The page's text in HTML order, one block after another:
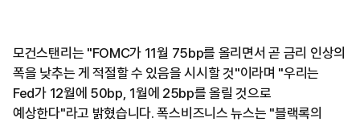
모건스탠리는 "FOMC가 11월 75bp를 올리면서 곧 금리 인상의
폭을 낮추는 게 적절할 수 있음을 시시할 것"이라며 "우리는
Fed가 12월에 50bp, 1월에 25bp를 올릴 것으로
예상한다"라고 밝혔습니다. 폭스비즈니스 뉴스는 "블랙록의